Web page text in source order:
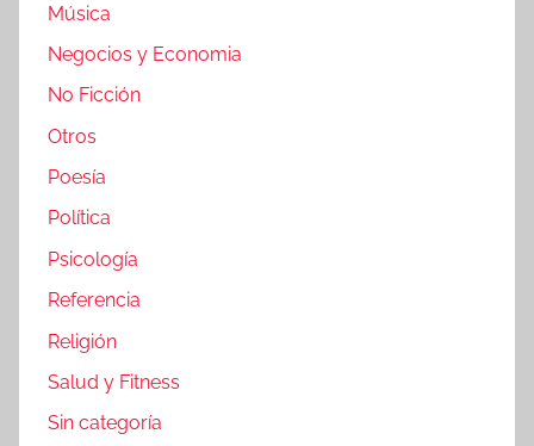
Música
Negocios y Economia
No Ficción
Otros
Poesía
Política
Psicología
Referencia
Religión
Salud y Fitness
Sin categoría